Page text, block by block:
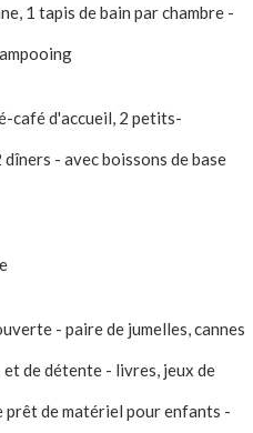
1 tapis de bain par chambre -
café d'accueil, 2 petits-
- avec boissons de base
- paire de jumelles, cannes
de détente - livres, jeux de
prêt de matériel pour enfants -